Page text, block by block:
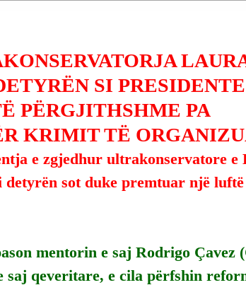
SI
PËRGJITHSHME PA
KRIMIT TË
e zgjedhur ultrakonservatore e
sot duke premtuar një
mentorin e saj Rodrigo Çavez
saj qeveritare, e cila përfshin